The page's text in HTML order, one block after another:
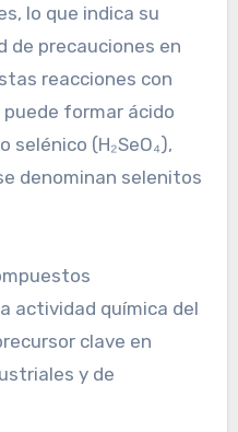
lo que indica su
de precauciones en
reacciones con
puede formar ácido
selénico (H₂SeO₄),
denominan selenitos
actividad química del
clave en
y de